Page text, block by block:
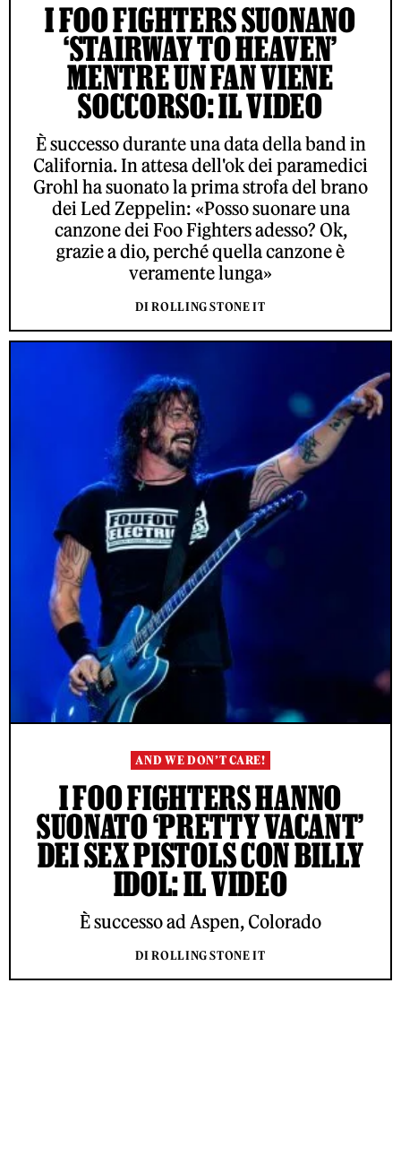
I FOO FIGHTERS SUONANO
‘STAIRWAY TO HEAVEN’
MENTRE UN FAN VIENE
SOCCORSO: IL VIDEO
È successo durante una data della band in
California. In attesa dell'ok dei paramedici
Grohl ha suonato la prima strofa del brano
dei Led Zeppelin: «Posso suonare una
canzone dei Foo Fighters adesso? Ok,
grazie a dio, perché quella canzone è
veramente lunga»
DI ROLLING STONE IT
AND WE DON’T CARE!
I FOO FIGHTERS HANNO
SUONATO ‘PRETTY VACANT’
DEI SEX PISTOLS CON BILLY
IDOL: IL VIDEO
È successo ad Aspen, Colorado
DI ROLLING STONE IT